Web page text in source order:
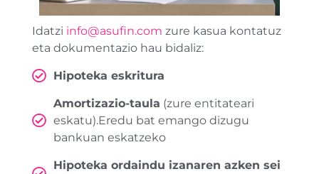
Idatzi info@asufin.com zure kasua kontatuz
eta dokumentazio hau bidaliz:
Hipoteka eskritura
Amortizazio-taula (zure entitateari
eskatu).Eredu bat emango dizugu
bankuan eskatzeko
Hipoteka ordaindu izanaren azken sei